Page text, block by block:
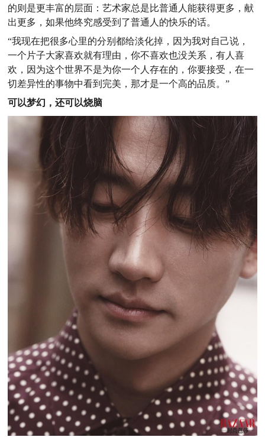
的则是更丰富的层面：艺术家总是比普通人能获得更多，献
出更多，如果他终究感受到了普通人的快乐的话。
“我现在把很多心里的分别都给淡化掉，因为我对自己说，
一个片子大家喜欢就有理由，你不喜欢也没关系，有人喜
欢，因为这个世界不是为你一个人存在的，你要接受，在一
切差异性的事物中看到完美，那才是一个高的品质。”
可以梦幻，还可以烧脑